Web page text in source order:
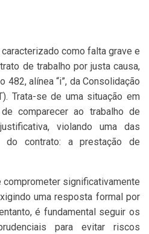
como falta grave e
de trabalho por justa causa,
alínea “i”, da Consolidação
Trata-se de uma situação em
comparecer ao trabalho de
violando uma das
do contrato: a prestação de
significativamente
uma resposta formal por
é fundamental seguir os
para evitar riscos